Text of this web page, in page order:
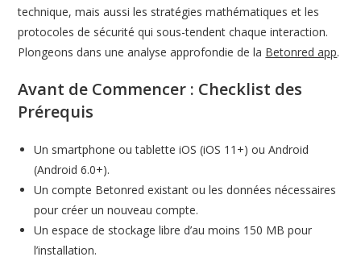
technique, mais aussi les stratégies mathématiques et les
protocoles de sécurité qui sous-tendent chaque interaction.
Plongeons dans une analyse approfondie de la Betonred app.
Avant de Commencer : Checklist des
Prérequis
Un smartphone ou tablette iOS (iOS 11+) ou Android
(Android 6.0+).
Un compte Betonred existant ou les données nécessaires
pour créer un nouveau compte.
Un espace de stockage libre d’au moins 150 MB pour
l’installation.